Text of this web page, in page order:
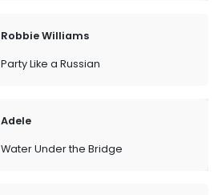
Robbie Williams
Party Like a Russian
Adele
Water Under the Bridge